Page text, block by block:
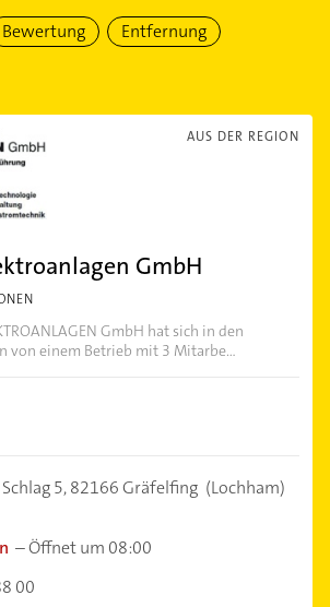
Bewertung Entfernung
AUS DER REGION
GmbH
GmbH hat sich in den
von einem Betrieb mit 3 Mitarbe...
5,82166 Gräfelfing (Lochham)
–Öffnet um 08:00
00